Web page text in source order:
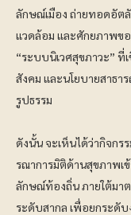
ลักษณ์เมือง ถ่ายทอดอัต
แวดล้อม และศักยภาพข
“ระบบนิเวศสุขภาวะ” ที่
สังคม และนโยบายสาธา
รูปธรรม
ดังนั้น จะเห็นได้ว่ากิจกร
รณาการมิติด้านสุขภาพเ
ลักษณ์ท้องถิ่น ภายใต้มา
ระดับสากล เพื่อยกระดับ